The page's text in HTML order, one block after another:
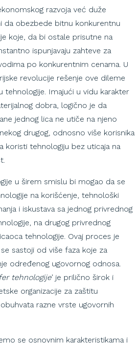
razvoja već duže
da obezbede bitnu konkurentnu
koje, da bi ostale prisutne na
ispunjavaju zahteve za
po konkurentnim cenama. U
revolucije rešenje ove dileme
tehnologije. Imajući u vidu karakter
dobra, logično je da
jednog lica ne utiče na njeno
drugog, odnosno više korisnika
koristi tehnologiju bez uticaja na
u širem smislu bi mogao da se
na korišćenje, tehnološki
i iskustava sa jednog privrednog
na drugog privrednog
tehnologije. Ovaj proces je
sastoji od više faza koje za
određenog ugovornog odnosa.
tehnologije’ je prilično širok i
organizacije za zaštitu
razne vrste ugovornih
se osnovnim karakteristikama i